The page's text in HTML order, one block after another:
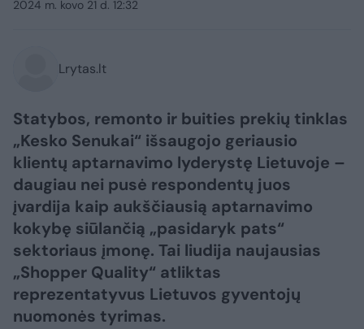
2024 m. kovo 21 d. 12:32
Lrytas.lt
Statybos, remonto ir buities prekių tinklas
„Kesko Senukai“ išsaugojo geriausio
klientų aptarnavimo lyderystę Lietuvoje –
daugiau nei pusė respondentų juos
įvardija kaip aukščiausią aptarnavimo
kokybę siūlančią „pasidaryk pats“
sektoriaus įmonę. Tai liudija naujausias
„Shopper Quality“ atliktas
reprezentatyvus Lietuvos gyventojų
nuomonės tyrimas.